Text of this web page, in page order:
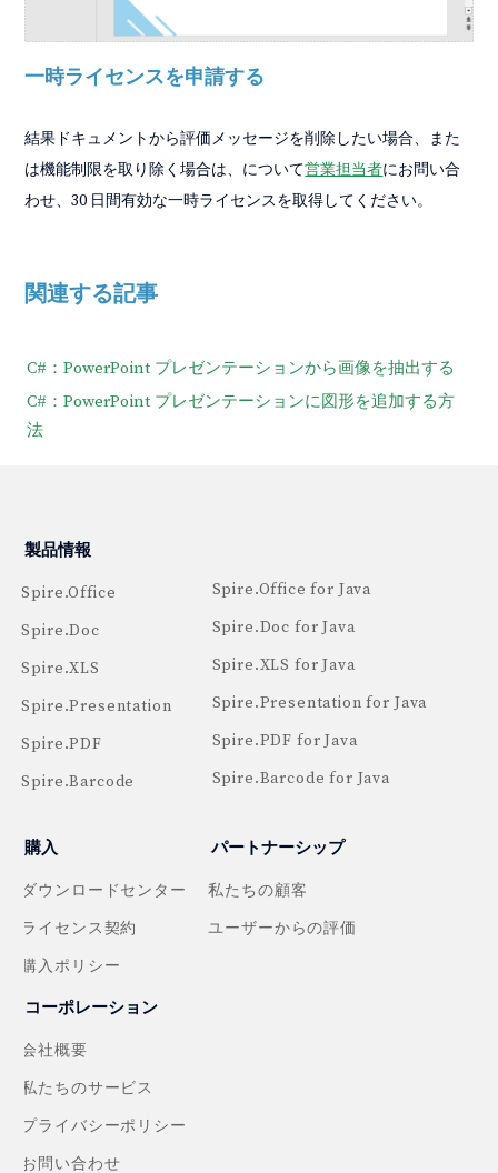
一時ライセンスを申請する
結果ドキュメントから評価メッセージを削除したい場合、また
は機能制限を取り除く場合は、について営業担当者にお問い合
わせ、30 日間有効な一時ライセンスを取得してください。
関連する記事
C#：PowerPoint プレゼンテーションから画像を抽出する
C#：PowerPoint プレゼンテーションに図形を追加する方
法
製品情報
Spire.Office
Spire.Doc
Spire.XLS
Spire.Presentation
Spire.PDF
Spire.Barcode
Spire.Office for Java
Spire.Doc for Java
Spire.XLS for Java
Spire.Presentation for Java
Spire.PDF for Java
Spire.Barcode for Java
購入
ダウンロードセンター
ライセンス契約
購入ポリシー
パートナーシップ
私たちの顧客
ユーザーからの評価
コーポレーション
会社概要
私たちのサービス
プライバシーポリシー
お問い合わせ